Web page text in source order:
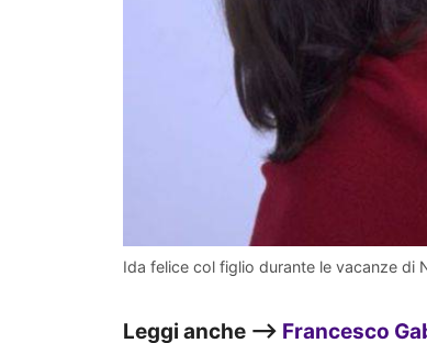
Ida felice col figlio durante le vacanze di
Leggi anche –> Francesco